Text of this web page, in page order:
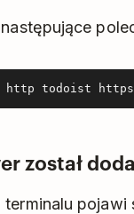
http todoist
został